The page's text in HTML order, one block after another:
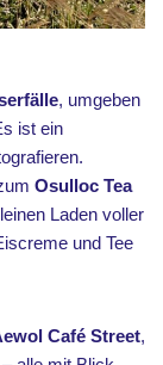
, umgeben
ist ein
Osulloc Tea
Laden voller
und Tee
Café Street,